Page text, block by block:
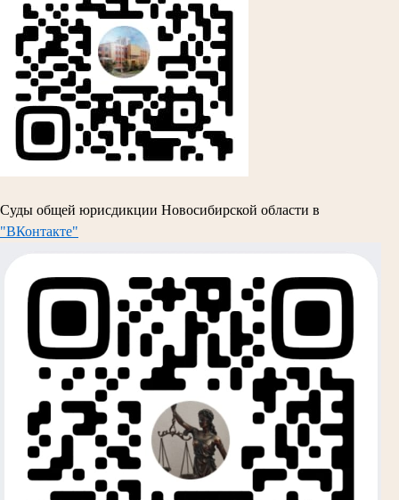
Суды общей юрисдикции Новосибирской области в
"ВКонтакте"